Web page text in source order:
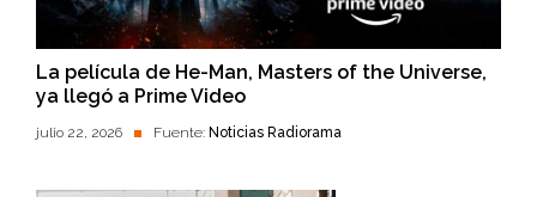
La película de He-Man, Masters of the Universe,
ya llegó a Prime Video
julio 22, 2026 Fuente: Noticias Radiorama